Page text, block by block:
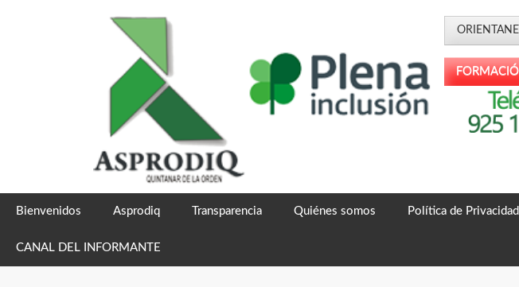
Bienvenidos Asprodiq Transparencia Quiénes somos Política de Privacidad
CANAL DEL INFORMANTE